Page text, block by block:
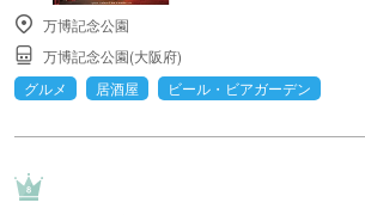
万博記念公園
万博記念公園(大阪府)
グルメ
居酒屋 ビール・ビアガーデン